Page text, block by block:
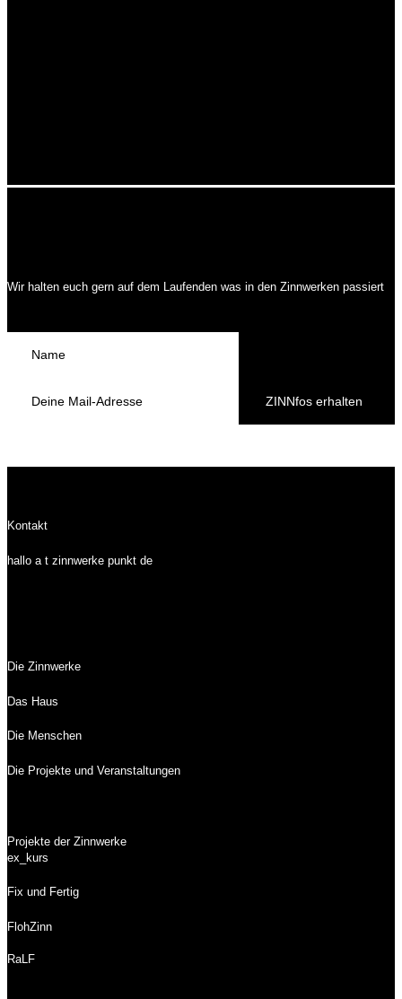
Wir halten euch gern auf dem Laufenden was in den Zinnwerken passiert
ZINNfos erhalten
Kontakt
hallo a t zinnwerke punkt de
Die Zinnwerke
Das Haus
Die Menschen
Die Projekte und Veranstaltungen
Projekte der Zinnwerke
ex_kurs
Fix und Fertig
FlohZinn
RaLF